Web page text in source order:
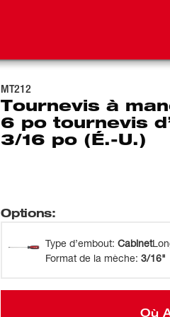
MT212
Tournevis à
6 po tournevis
3/16 po (É.-U.)
Options:
Type d’embout: Cabinet
Format de la mèche: 3/16"
Où